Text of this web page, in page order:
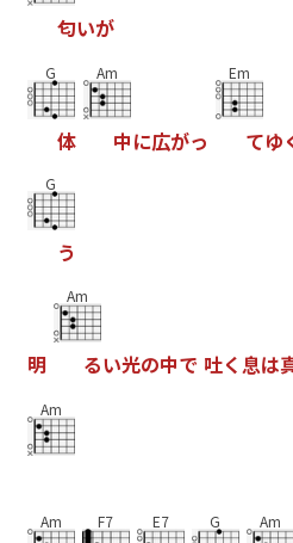
匂いが
G
体
Am
中に広がっ
Em
てゆ
G
う
明
Am
るい光の中で 吐く息は
Am
Am F7 E7 G Am